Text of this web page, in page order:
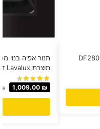
תנור אפיה בנוי
תוצרת Lavalux דגם 606 כולל טורבו
₪ 1,009.00 ₪